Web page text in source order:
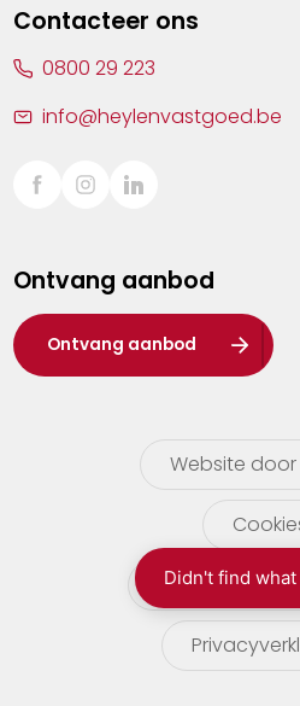
Sint-Truiden
Waasland
Wuustwezel
Zoersel
Contacteer ons
0800 29 223
info@heylenvastgoed.be
Ontvang aanbod
Ontvang aanbod
Website